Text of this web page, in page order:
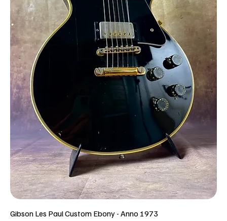
Gibson Les Paul Custom Ebony - Anno 1973